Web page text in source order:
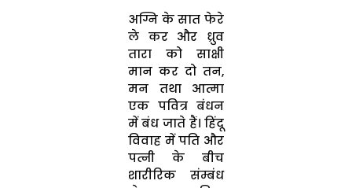
अग्नि के सात फेरे
ले कर और ध्रुव
तारा को साक्षी
मान कर दो तन,
मन तथा आत्मा
एक पवित्र बंधन
में बंध जाते हैं। हिंदू
विवाह में पति और
पत्नी के बीच
शारीरिक संम्बंध